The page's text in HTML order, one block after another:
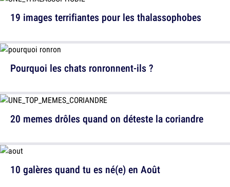
19 images terrifiantes pour les thalassophobes
20 memes drôles quand on déteste la coriandre
Pourquoi les chats ronronnent-ils ?
10 galères quand tu es né(e) en Août